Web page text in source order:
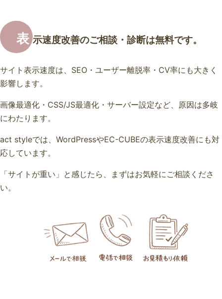
表 示速度改善のご相談・診断は無料です。
サイト表示速度は、SEO・ユーザー離脱率・CV率にも大きく
影響します。
画像最適化・CSS/JS最適化・サーバー設定など、原因は多岐
にわたります。
act styleでは、WordPressやEC-CUBEの表示速度改善にも対
応しています。
「サイトが重い」と感じたら、まずはお気軽にご相談くださ
い。